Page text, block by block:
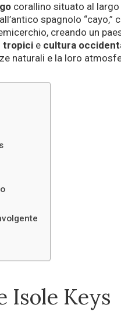
corallino situato al
spagnolo “cayo,”
creando un
tropici e cultura
naturali e la loro
Isole Keys